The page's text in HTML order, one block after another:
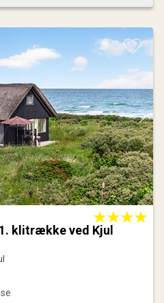
klitrække ved Kjul